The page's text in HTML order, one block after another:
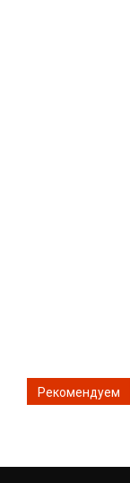
Рекомендуем